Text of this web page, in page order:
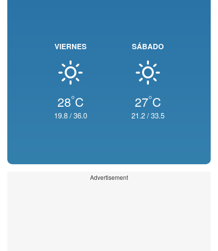
VIERNES
28°C
19.8/36.0
SÁBADO
27°C
21.2/33.5
Advertisement